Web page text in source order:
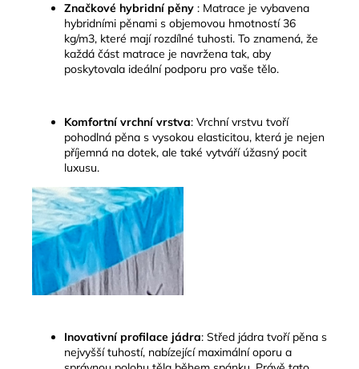
Značkové hybridní pěny : Matrace je vybavena
hybridními pěnami s objemovou hmotností 36
kg/m3, které mají rozdílné tuhosti. To znamená, že
každá část matrace je navržena tak, aby
poskytovala ideální podporu pro vaše tělo.
Komfortní vrchní vrstva: Vrchní vrstvu tvoří
pohodlná pěna s vysokou elasticitou, která je nejen
příjemná na dotek, ale také vytváří úžasný pocit
luxusu.
Inovativní profilace jádra: Střed jádra tvoří pěna s
nejvyšší tuhostí, nabízející maximální oporu a